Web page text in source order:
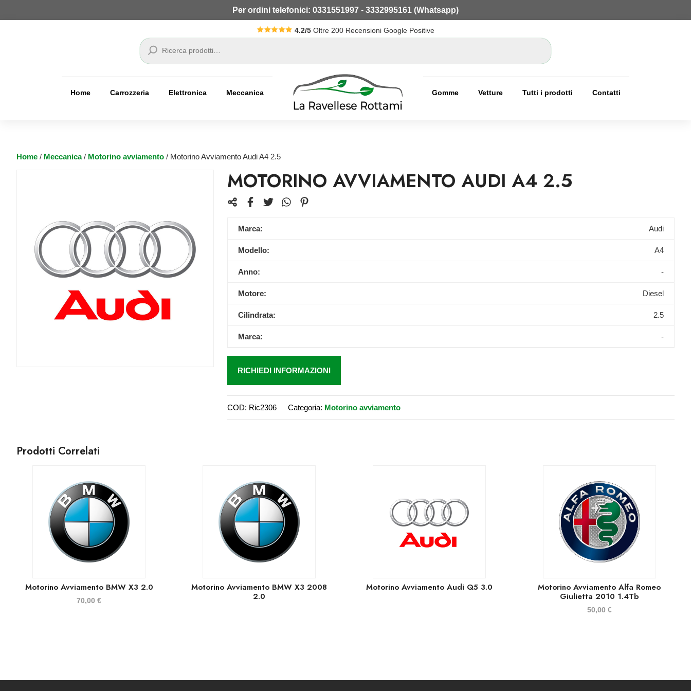
Per ordini telefonici: 0331551997 - 3332995161 (Whatsapp)
4.2/5 Oltre 200 Recensioni Google Positive
Cerca
Home Carrozzeria Elettronica Meccanica Gomme Vetture Tutti i prodotti Contatti
Home / Meccanica/ Motorino avviamento / Motorino Avviamento Audi A4 2.5
MOTORINO AVVIAMENTO AUDI A4 2.5
Marca: Audi
Modello: A4
Anno: -
Motore: Diesel
Cilindrata: 2.5
Marca: -
RICHIEDI INFORMAZIONI
COD: Ric2306 Categoria: Motorino avviamento
Prodotti Correlati
Motorino Avviamento BMW X3 2.0
70,00€
Motorino Avviamento BMW X3 2008
2.0
Motorino Avviamento Audi Q5 3.0
Motorino Avviamento Alfa Romeo
Giulietta 2010 1.4Tb
50,00 €